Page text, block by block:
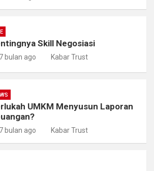
Skill Negosiasi
7 bulan ago Kabar Trust
UMKM Menyusun Laporan
7 bulan ago Kabar Trust